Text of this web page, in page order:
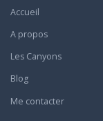
Accueil
A propos
Les Canyons
Blog
Me contacter